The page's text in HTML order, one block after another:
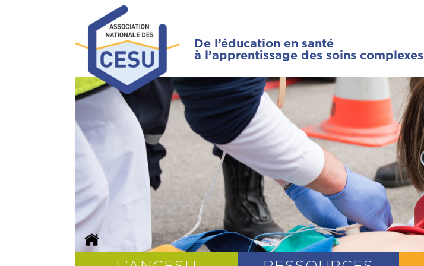
De l’éducation en santé
à l’apprentissage des soins complexes